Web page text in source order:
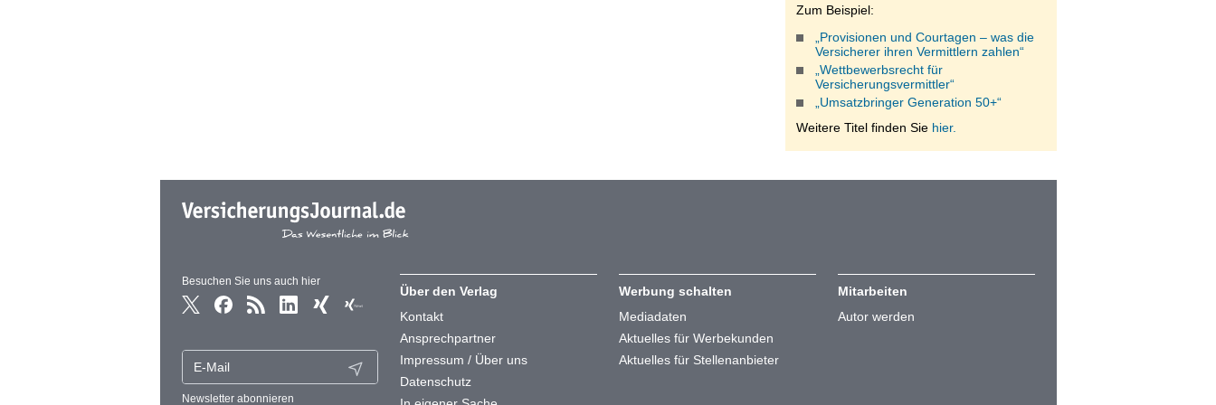
Zum Beispiel:
„Provisionen und Courtagen – was die
Versicherer ihren Vermittlern zahlen“
„Wettbewerbsrecht für
Versicherungsvermittler“
„Umsatzbringer Generation 50+“
Weitere Titel finden Sie hier.
Besuchen Sie uns auch hier
Newsletter abonnieren
Über den Verlag
Kontakt
Ansprechpartner
Impressum / Über uns
Datenschutz
Werbung schalten
Mediadaten
Aktuelles für Werbekunden
Aktuelles für Stellenanbieter
Mitarbeiten
Autor werden